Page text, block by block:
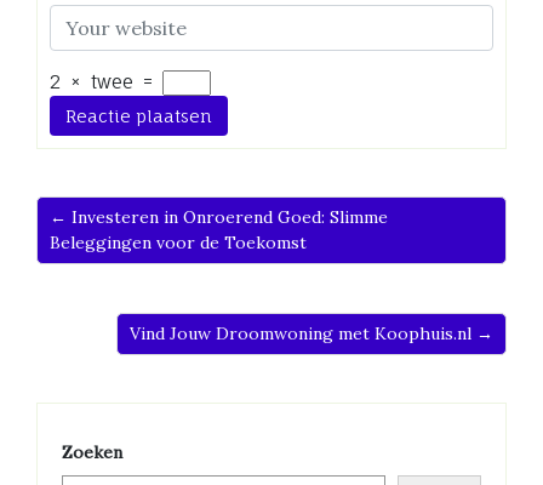
2 × twee =
← Investeren in Onroerend Goed: Slimme
Beleggingen voor de Toekomst
Vind Jouw Droomwoning met Koophuis.nl →
Zoeken